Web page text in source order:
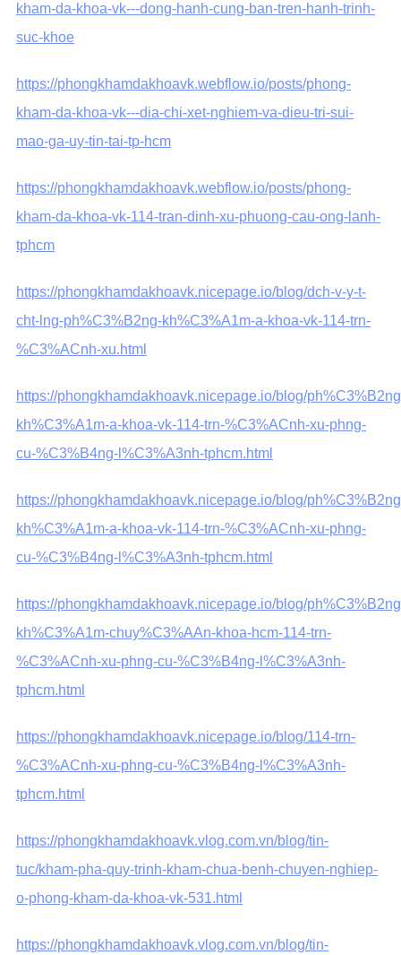
kham-da-khoa-vk---dong-hanh-cung-ban-tren-hanh-trinh-
suc-khoe
https://phongkhamdakhoavk.webflow.io/posts/phong-
kham-da-khoa-vk---dia-chi-xet-nghiem-va-dieu-tri-sui-
mao-ga-uy-tin-tai-tp-hcm
https://phongkhamdakhoavk.webflow.io/posts/phong-
kham-da-khoa-vk-114-tran-dinh-xu-phuong-cau-ong-lanh-
tphcm
https://phongkhamdakhoavk.nicepage.io/blog/dch-v-y-t-
cht-lng-ph%C3%B2ng-kh%C3%A1m-a-khoa-vk-114-trn-
%C3%ACnh-xu.html
https://phongkhamdakhoavk.nicepage.io/blog/
kh%C3%A1m-a-khoa-vk-114-trn-%C3%ACnh-xu-phng-
cu-%C3%B4ng-l%C3%A3nh-tphcm.html
https://phongkhamdakhoavk.nicepage.io/blog/
kh%C3%A1m-a-khoa-vk-114-trn-%C3%ACnh-xu-phng-
cu-%C3%B4ng-l%C3%A3nh-tphcm.html
https://phongkhamdakhoavk.nicepage.io/blog/
kh%C3%A1m-chuy%C3%AAn-khoa-hcm-114-trn-
%C3%ACnh-xu-phng-cu-%C3%B4ng-l%C3%A3nh-
tphcm.html
https://phongkhamdakhoavk.nicepage.io/blog/114-trn-
%C3%ACnh-xu-phng-cu-%C3%B4ng-l%C3%A3nh-
tphcm.html
https://phongkhamdakhoavk.vlog.com.vn/blog/tin-
tuc/kham-pha-quy-trinh-kham-chua-benh-chuyen-nghiep-
o-phong-kham-da-khoa-vk-531.html
https://phongkhamdakhoavk.vlog.com.vn/blog/tin-